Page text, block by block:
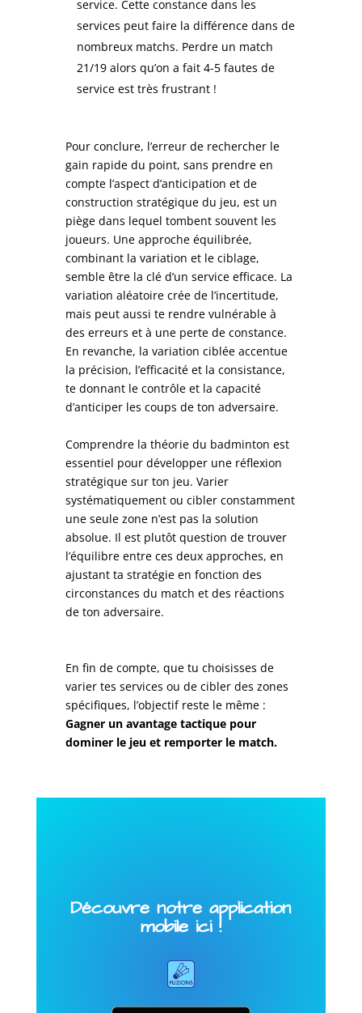
service. Cette constance dans les
services peut faire la différence dans de
nombreux matchs. Perdre un match
21/19 alors qu’on a fait 4-5 fautes de
service est très frustrant !
Pour conclure, l’erreur de rechercher le
gain rapide du point, sans prendre en
compte l’aspect d’anticipation et de
construction stratégique du jeu, est un
piège dans lequel tombent souvent les
joueurs. Une approche équilibrée,
combinant la variation et le ciblage,
semble être la clé d’un service efficace. La
variation aléatoire crée de l’incertitude,
mais peut aussi te rendre vulnérable à
des erreurs et à une perte de constance.
En revanche, la variation ciblée accentue
la précision, l’efficacité et la consistance,
te donnant le contrôle et la capacité
d’anticiper les coups de ton adversaire.
Comprendre la théorie du badminton est
essentiel pour développer une réflexion
stratégique sur ton jeu. Varier
systématiquement ou cibler constamment
une seule zone n’est pas la solution
absolue. Il est plutôt question de trouver
l’équilibre entre ces deux approches, en
ajustant ta stratégie en fonction des
circonstances du match et des réactions
de ton adversaire.
En fin de compte, que tu choisisses de
varier tes services ou de cibler des zones
spécifiques, l’objectif reste le même :
Gagner un avantage tactique pour
dominer le jeu et remporter le match.
Découvre notre application
mobile ici !